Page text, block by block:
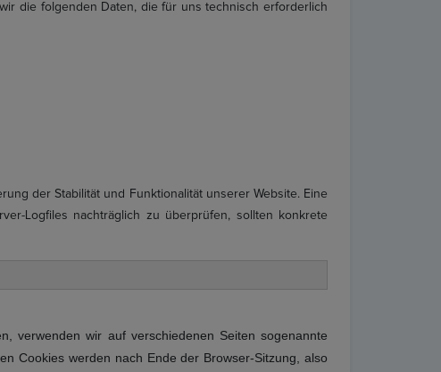
die folgenden Daten, die für uns technisch erforderlich
der Stabilität und Funktionalität unserer Website. Eine
Logfiles nachträglich zu überprüfen, sollten konkrete
verwenden wir auf verschiedenen Seiten sogenannte
Cookies werden nach Ende der Browser-Sitzung, also